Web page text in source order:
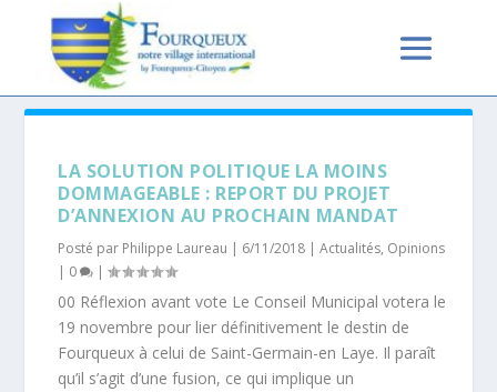
AUTEUR/AUTRICE : PHILIPPE
LAUREAU
LA SOLUTION POLITIQUE LA MOINS
DOMMAGEABLE : REPORT DU PROJET
D’ANNEXION AU PROCHAIN MANDAT
Posté par Philippe Laureau | 6/11/2018 |Actualités, Opinions
| 0 |
00 Réflexion avant vote Le Conseil Municipal votera le
19 novembre pour lier définitivement le destin de
Fourqueux à celui de Saint-Germain-en Laye. Il paraît
qu’il s’agit d’une fusion, ce qui implique un